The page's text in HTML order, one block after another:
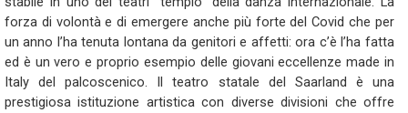
forza di volontà e di emergere anche più forte del Covid che per
un anno l’ha tenuta lontana da genitori e affetti: ora c’è l’ha fatta
ed è un vero e proprio esempio delle giovani eccellenze made in
Italy del palcoscenico. Il teatro statale del Saarland è una
prestigiosa istituzione artistica con diverse divisioni che offre